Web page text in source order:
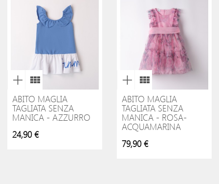
ABITO MAGLIA
TAGLIATA SENZA
MANICA - AZZURRO
24,90 €
ABITO MAGLIA
TAGLIATA SENZA
MANICA - ROSA-
ACQUAMARINA
79,90 €